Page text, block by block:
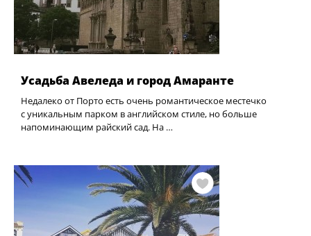
Усадьба Авеледа и город Амаранте
Недалеко от Порто есть очень романтическое местечко
с уникальным парком в английском стиле, но больше
напоминающим райский сад. На …